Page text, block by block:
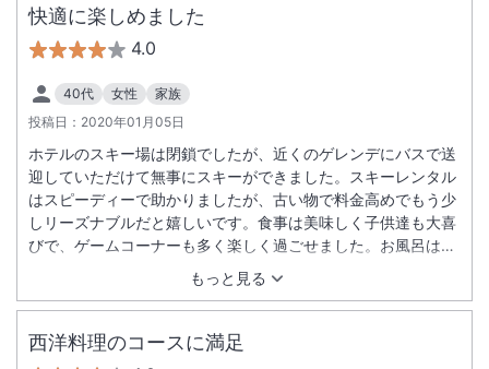
いました！
快適に楽しめました
4.0
40代 女性
家族
投稿日： 2020年01月05日
もっと見る
ホテルのスキー場は閉鎖でしたが、近くのゲレンデにバスで送
迎していただけて無事にスキーができました。スキーレンタル
はスピーディーで助かりましたが、古い物で料金高めでもう少
しリーズナブルだと嬉しいです。食事は美味しく子供達も大喜
びで、ゲームコーナーも多く楽しく過ごせました。お風呂は広
いだけで、露天も囲まれてて解放感なく、もうちょっと心地よ
くなれたらと思いました。
西洋料理のコースに満足